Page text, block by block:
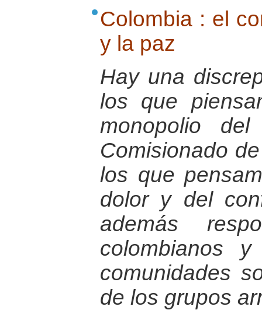
Colombia : el
y la paz
Hay una
los que
monopolio
Comisionado
los que
dolor y del
además
colombianos
comunidades
de los grupos